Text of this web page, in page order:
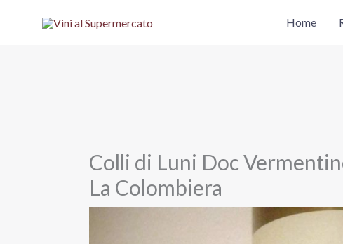
Home
Colli di Luni Doc
La Colombiera